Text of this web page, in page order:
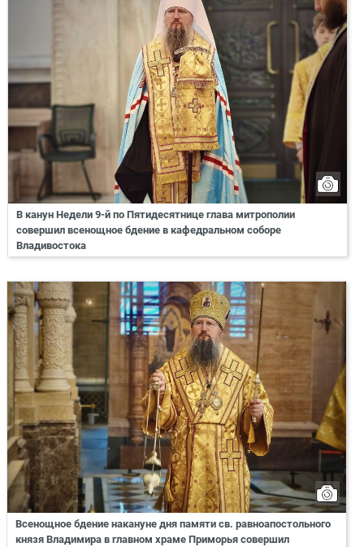
В канун Недели 9-й по Пятидесятнице глава митрополии
совершил всенощное бдение в кафедральном соборе
Владивостока
Всенощное бдение накануне дня памяти св. равноапостольного
князя Владимира в главном храме Приморья совершил